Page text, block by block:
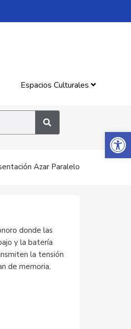
Abrir
Espacios Culturales
Azar Paralelo
donde las
y la batería
la tensión
de memoria,